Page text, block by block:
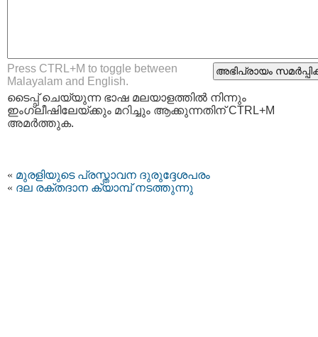
Press CTRL+M to toggle between
Malayalam and English.
ടൈപ്പ്‌ ചെയ്യുന്ന ഭാഷ മലയാളത്തില്‍ നിന്നും
ഇംഗ്ലീഷിലേയ്ക്കും മറിച്ചും ആക്കുന്നതിന് CTRL+M
അമര്‍ത്തുക.
« മുരളിയുടെ പ്രസ്താവന ദുരുദ്ദേശപരം
« ദല രക്തദാന ക്യാമ്പ്‌ നടത്തുന്നു